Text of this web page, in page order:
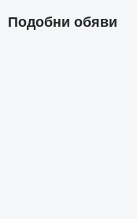
Подобни обяви